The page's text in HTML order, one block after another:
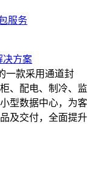
服务
决方案
一款采用通道封
、配电、制冷、监
型数据中心，为客
及交付，全面提升